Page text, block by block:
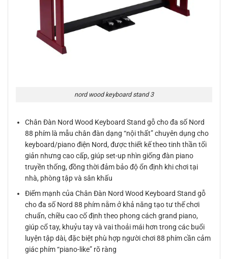
nord wood keyboard stand 3
Chân Đàn Nord Wood Keyboard Stand gỗ cho đa số Nord
88 phím là mẫu chân đàn dạng “nội thất” chuyên dụng cho
keyboard/piano điện Nord, được thiết kế theo tinh thần tối
giản nhưng cao cấp, giúp set-up nhìn giống đàn piano
truyền thống, đồng thời đảm bảo độ ổn định khi chơi tại
nhà, phòng tập và sân khấu
Điểm mạnh của Chân Đàn Nord Wood Keyboard Stand gỗ
cho đa số Nord 88 phím nằm ở khả năng tạo tư thế chơi
chuẩn, chiều cao cố định theo phong cách grand piano,
giúp cổ tay, khuỷu tay và vai thoải mái hơn trong các buổi
luyện tập dài, đặc biệt phù hợp người chơi 88 phím cần cảm
giác phím “piano-like” rõ ràng